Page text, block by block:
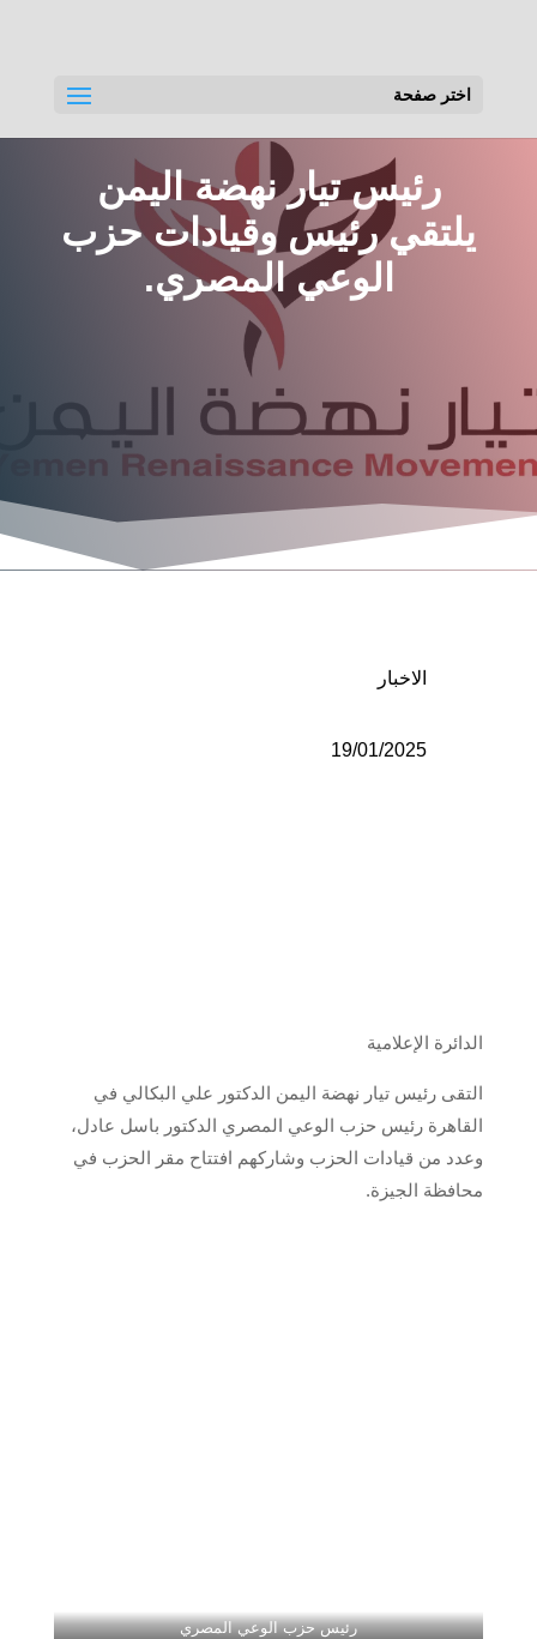
اختر صفحة
رئيس تيار نهضة اليمن
يلتقي رئيس وقيادات حزب
الوعي المصري.
الاخبار
19/01/2025
الدائرة الإعلامية
التقى رئيس تيار نهضة اليمن الدكتور علي البكالي في
القاهرة رئيس حزب الوعي المصري الدكتور باسل عادل،
وعدد من قيادات الحزب وشاركهم افتتاح مقر الحزب في
محافظة الجيزة.
رئيس حزب الوعي المصري